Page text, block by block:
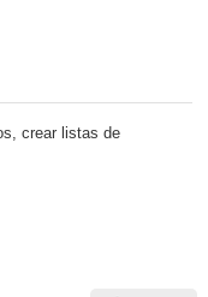
crear listas de